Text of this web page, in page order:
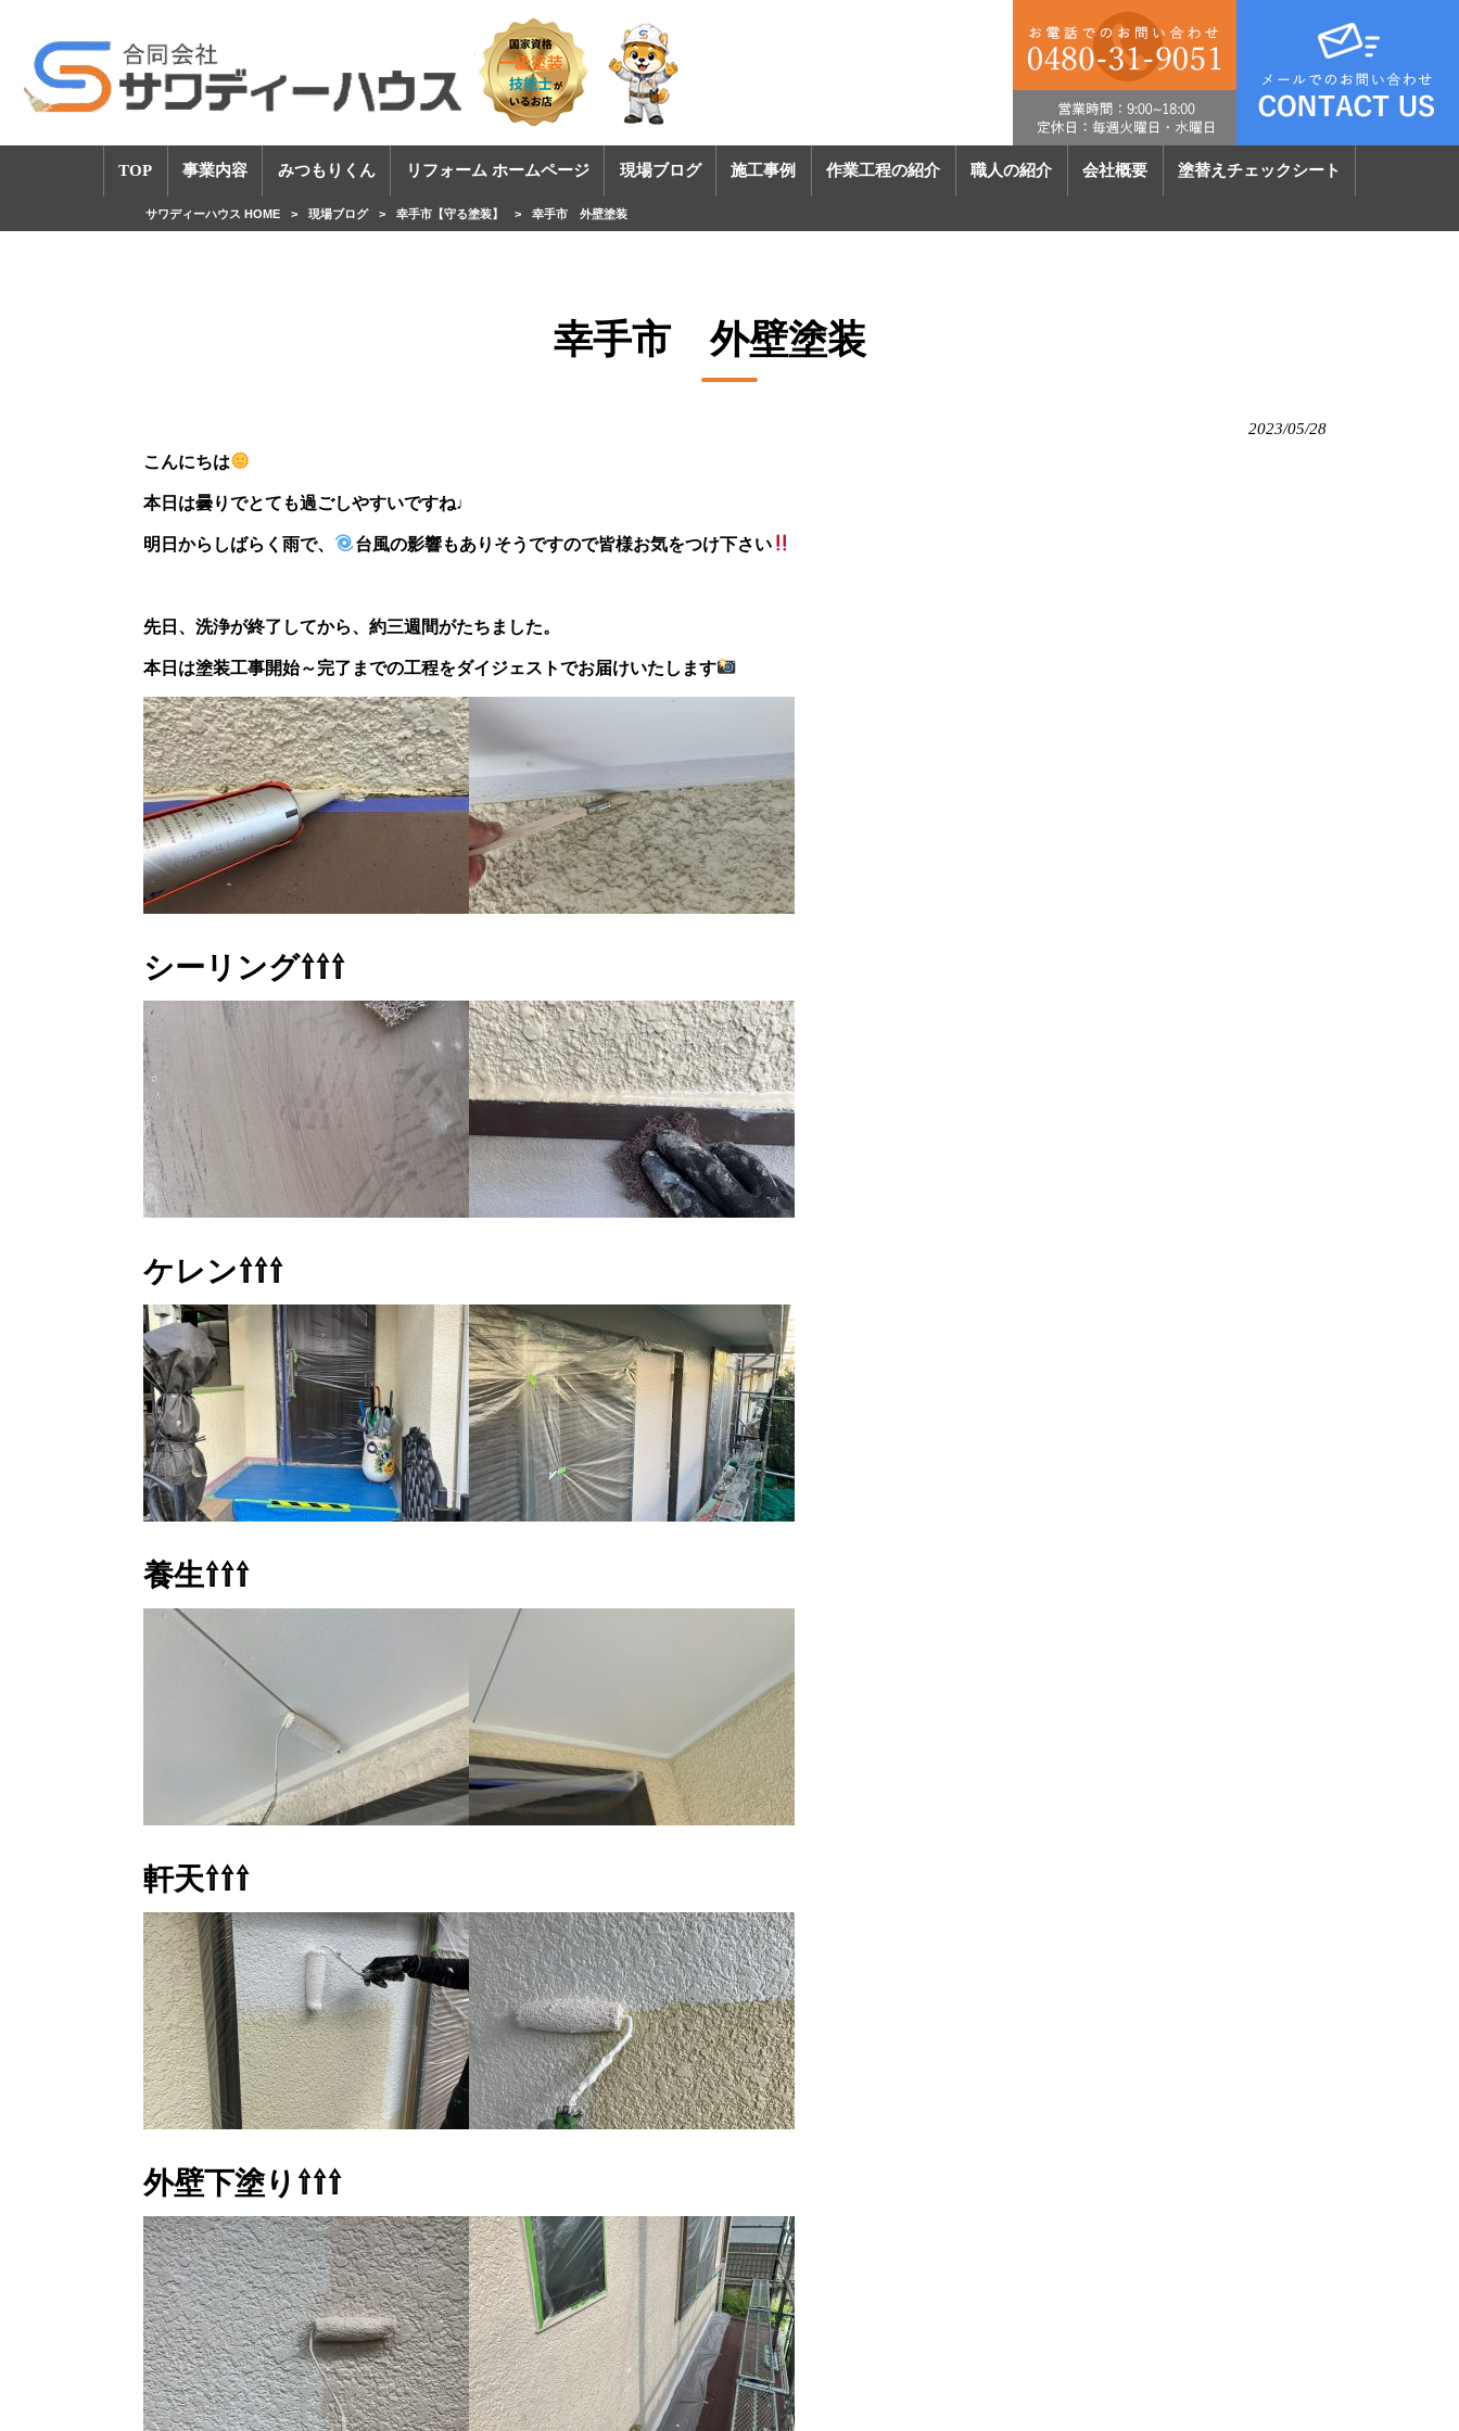
TOP 事業内容 みつもりくん リフォーム ホームページ 現場ブログ 施工事例 作業工程の紹介 職人の紹介 会社概要 塗替えチェックシート
サワディーハウス HOME > 現場ブログ > 幸手市【守る塗装】 > 幸手市 外壁塗装
幸手市 外壁塗装
2023/05/28
こんにちは
本日は曇りでとても過ごしやすいですね♩
明日からしばらく雨で、 台風の影響もありそうですので皆様お気をつけ下さい
先日、洗浄が終了してから、約三週間がたちました。
本日は塗装工事開始～完了までの工程をダイジェストでお届けいたします
シーリング⇧⇧⇧
ケレン⇧⇧⇧
養生⇧⇧⇧
軒天⇧⇧⇧
外壁下塗り⇧⇧⇧